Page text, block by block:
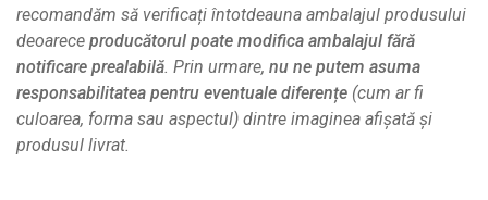
recomandăm să verificați întotdeauna ambalajul produsului
deoarece producătorul poate modifica ambalajul fără
notificare prealabilă. Prin urmare, nu ne putem asuma
responsabilitatea pentru eventuale diferențe (cum ar fi
culoarea, forma sau aspectul) dintre imaginea afișată și
produsul livrat.